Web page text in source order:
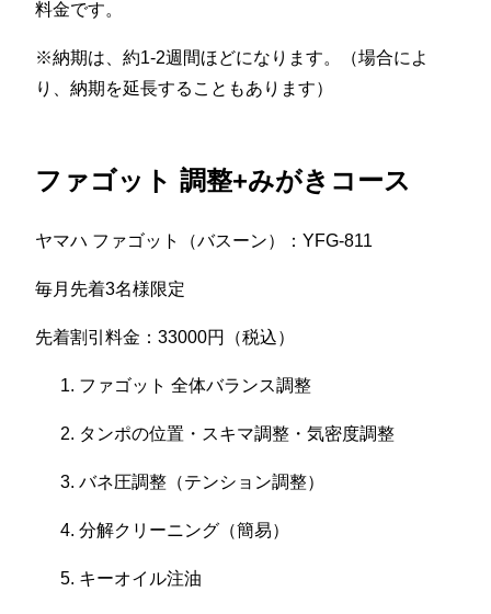
料金です。
※納期は、約1-2週間ほどになります。（場合によ
り、納期を延長することもあります）
ファゴット 調整+みがきコース
ヤマハ ファゴット（バスーン）：YFG-811
毎月先着3名様限定
先着割引料金：33000円（税込）
ファゴット 全体バランス調整
タンポの位置・スキマ調整・気密度調整
バネ圧調整（テンション調整）
分解クリーニング（簡易）
キーオイル注油